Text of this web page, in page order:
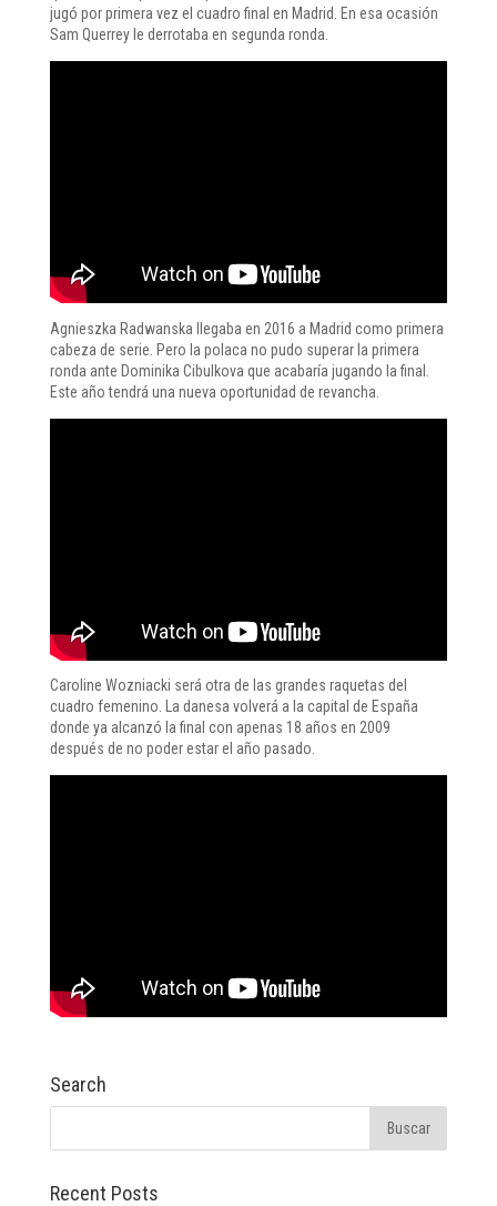
jugó por primera vez el cuadro final en Madrid. En esa ocasión
Sam Querrey le derrotaba en segunda ronda.
Agnieszka Radwanska llegaba en 2016 a Madrid como primera
cabeza de serie. Pero la polaca no pudo superar la primera
ronda ante Dominika Cibulkova que acabaría jugando la final.
Este año tendrá una nueva oportunidad de revancha.
Caroline Wozniacki será otra de las grandes raquetas del
cuadro femenino. La danesa volverá a la capital de España
donde ya alcanzó la final con apenas 18 años en 2009
después de no poder estar el año pasado.
Search
Recent Posts